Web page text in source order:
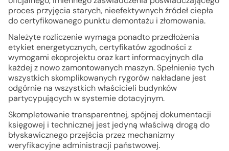
proces przyjęcia starych, nieefektywnych źródeł ciepła
do certyfikowanego punktu demontażu i złomowania.
Należyte rozliczenie wymaga ponadto przedłożenia
etykiet energetycznych, certyfikatów zgodności z
wymogami ekoprojektu oraz kart informacyjnych dla
każdej z nowo zamontowanych maszyn. Spełnienie tych
wszystkich skomplikowanych rygorów nakładane jest
odgórnie na wszystkich właścicieli budynków
partycypujących w systemie dotacyjnym.
Skompletowanie transparentnej, spójnej dokumentacji
księgowej i technicznej jest jedyną właściwą drogą do
błyskawicznego przejścia przez mechanizmy
weryfikacyjne administracji państwowej.